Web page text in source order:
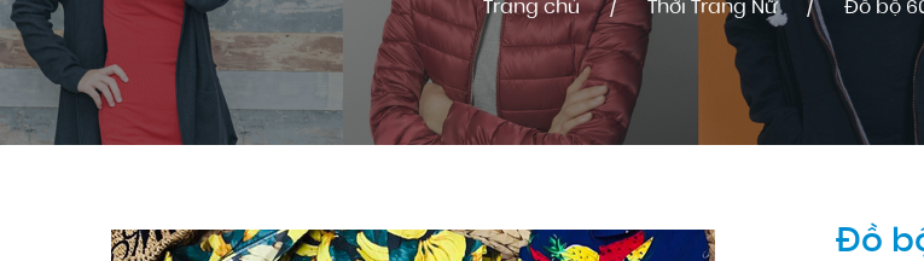
Trang chủ Thời Trang Nữ Đồ bộ
Đồ